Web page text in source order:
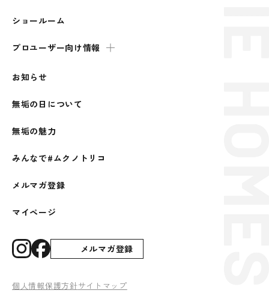
ショールーム
プロユーザー向け情報
お知らせ
無垢の日について
無垢の魅力
みんなで#ムクノトリコ
メルマガ登録
マイページ
メルマガ登録
個人情報保護方針サイトマップ